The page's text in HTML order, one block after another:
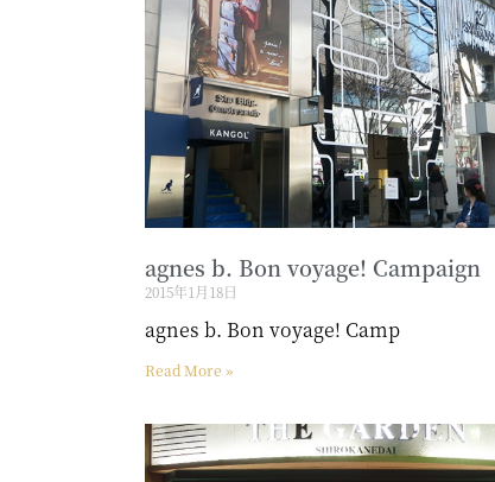
agnes b. Bon voyage! Campaign
2015年1月18日
agnes b. Bon voyage! Camp
Read More »